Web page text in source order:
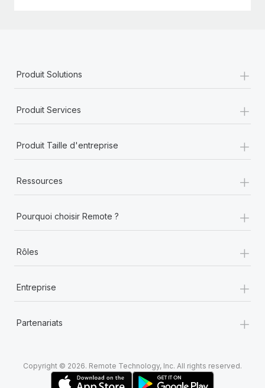
Produit Solutions +
Produit Services +
Produit Taille d'entreprise +
Ressources +
Pourquoi choisir Remote ? +
Rôles +
Entreprise +
Partenariats +
Copyright © 2026. Remote Technology, Inc. All rights reserved.